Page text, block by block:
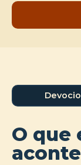
O que